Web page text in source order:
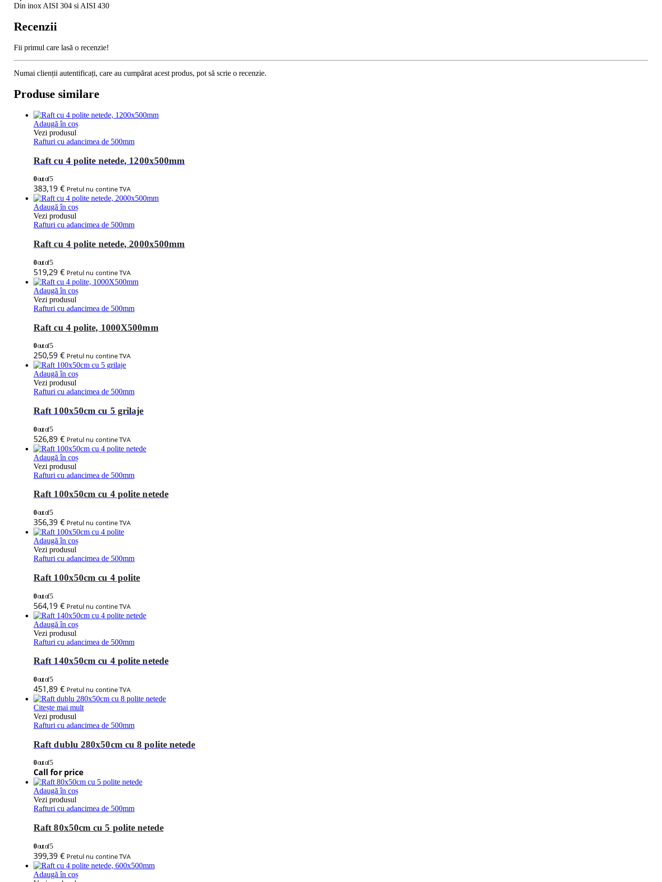
Din inox AISI 304 si AISI 430
Recenzii
Fii primul care lasă o recenzie!
Numai clienții autentificați, care au cumpărat acest produs, pot să scrie o recenzie.
Produse similare
Adaugă în coș
Vezi produsul
Rafturi cu adancimea de 500mm
Raft cu 4 polite netede, 1200x500mm
0out of 5
383,19 € Pretul nu contine TVA
Adaugă în coș
Vezi produsul
Rafturi cu adancimea de 500mm
Raft cu 4 polite netede, 2000x500mm
0out of 5
519,29 € Pretul nu contine TVA
Adaugă în coș
Vezi produsul
Rafturi cu adancimea de 500mm
Raft cu 4 polite, 1000X500mm
0out of 5
250,59 € Pretul nu contine TVA
Adaugă în coș
Vezi produsul
Rafturi cu adancimea de 500mm
Raft 100x50cm cu 5 grilaje
0out of 5
526,89 € Pretul nu contine TVA
Adaugă în coș
Vezi produsul
Rafturi cu adancimea de 500mm
Raft 100x50cm cu 4 polite netede
0out of 5
356,39 € Pretul nu contine TVA
Adaugă în coș
Vezi produsul
Rafturi cu adancimea de 500mm
Raft 100x50cm cu 4 polite
0out of 5
564,19 € Pretul nu contine TVA
Adaugă în coș
Vezi produsul
Rafturi cu adancimea de 500mm
Raft 140x50cm cu 4 polite netede
0out of 5
451,89 € Pretul nu contine TVA
Citește mai mult
Vezi produsul
Rafturi cu adancimea de 500mm
Raft dublu 280x50cm cu 8 polite netede
0out of 5
Call for price
Adaugă în coș
Vezi produsul
Rafturi cu adancimea de 500mm
Raft 80x50cm cu 5 polite netede
0out of 5
399,39 € Pretul nu contine TVA
Adaugă în coș